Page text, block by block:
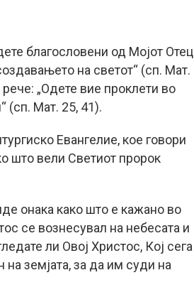
благословени од Мојот Отец
на светот“ (сп. Мат.
„Одете вие проклети во
(сп. Мат. 25, 41).
Евангелие, кое говори
што вели Светиот пророк
онака како што е кажано во
се вознесувал на небесата и
ли Овој Христос, Кој сега
на земјата, за да им суди на